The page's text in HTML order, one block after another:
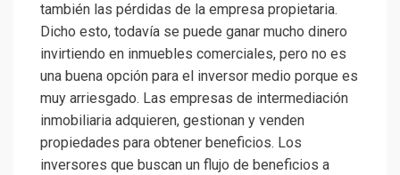
también las pérdidas de la empresa propietaria.
Dicho esto, todavía se puede ganar mucho dinero
invirtiendo en inmuebles comerciales, pero no es
una buena opción para el inversor medio porque es
muy arriesgado. Las empresas de intermediación
inmobiliaria adquieren, gestionan y venden
propiedades para obtener beneficios. Los
inversores que buscan un flujo de beneficios a